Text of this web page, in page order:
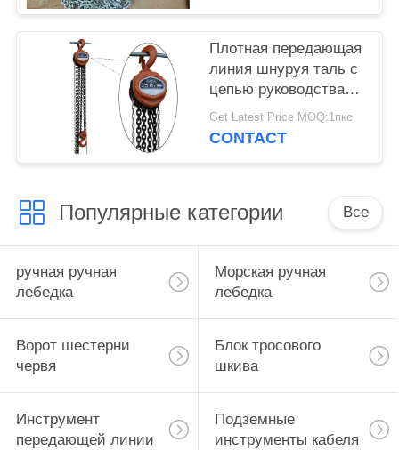
Плотная передающая
линия шнуруя таль с
цепью руководства
веревочки стального
провода
Get Latest Price MOQ:1пкс
CONTACT
Популярные категории Все
ручная ручная
лебедка
Морская ручная
лебедка
Ворот шестерни
червя
Блок тросового
шкива
Инструмент
передающей линии
Подземные
инструменты кабеля